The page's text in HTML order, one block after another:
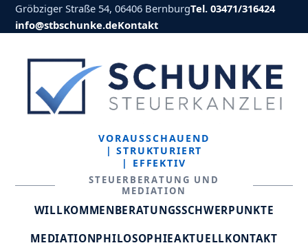
Gröbziger Straße 54, 06406 BernburgTel. 03471/316424
info@stbschunke.deKontakt
VORAUSSCHAUEND
| STRUKTURIERT
| EFFEKTIV
STEUERBERATUNG UND
MEDIATION
WILLKOMMENBERATUNGSSCHWERPUNKTE
MEDIATIONPHILOSOPHIEAKTUELLKONTAKT